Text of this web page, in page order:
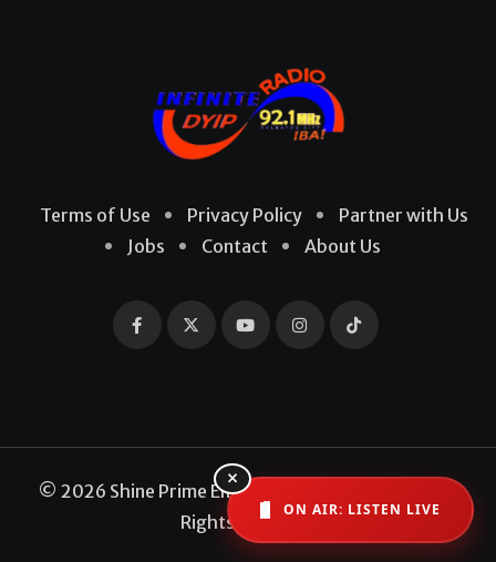
Terms of Use Privacy Policy
Partner with Us
Jobs
Contact About Us
© 2026 Shine Prime Entertainment Production. All
Rights Reserved
×
ON AIR: LISTEN LIVE